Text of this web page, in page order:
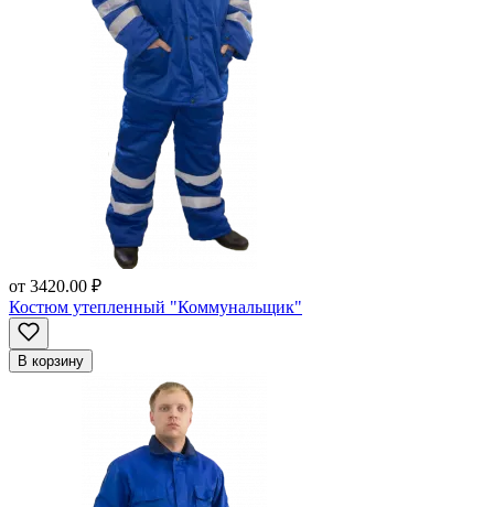
от 3420.00 ₽
Костюм утепленный "Коммунальщик"
В корзину